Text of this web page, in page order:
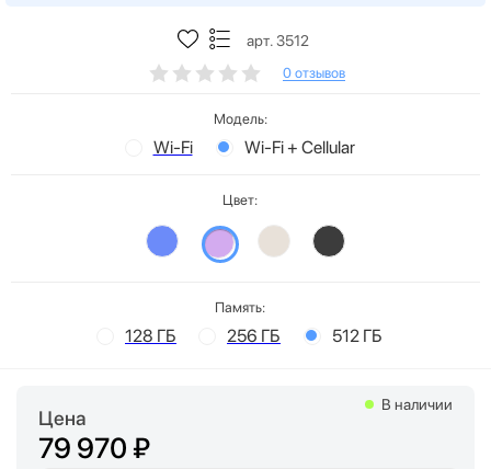
арт. 3512
0 отзывов
Модель:
Wi-Fi Wi-Fi + Cellular
Цвет:
Память:
128 ГБ 256 ГБ 512 ГБ
Цена
79 970 ₽
В наличии